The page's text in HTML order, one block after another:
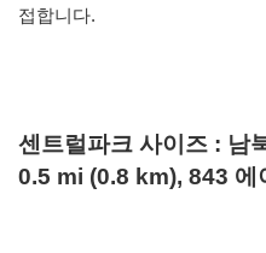
접합니다.
센트럴파크 사이즈 : 남
0.5 mi (0.8 km), 843 에